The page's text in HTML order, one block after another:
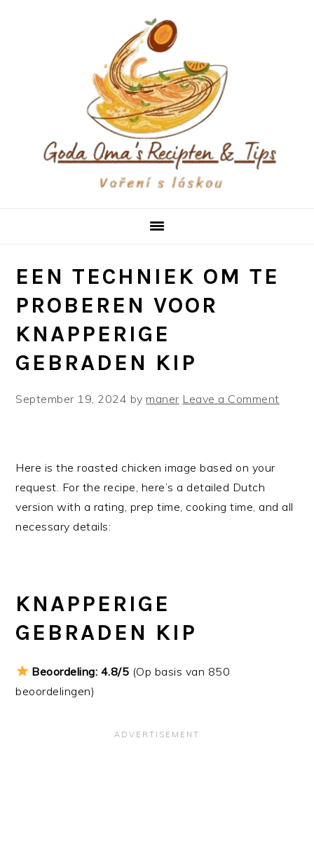
EEN TECHNIEK OM TE
PROBEREN VOOR
KNAPPERIGE
GEBRADEN KIP
September 19, 2024 bymaner Leave a Comment
Here is the roasted chicken image based on your
request. For the recipe, here’s a detailed Dutch
version with a rating, prep time, cooking time, and all
necessary details:
KNAPPERIGE
GEBRADEN KIP
Beoordeling: 4.8/5 (Op basis van 850
beoordelingen)